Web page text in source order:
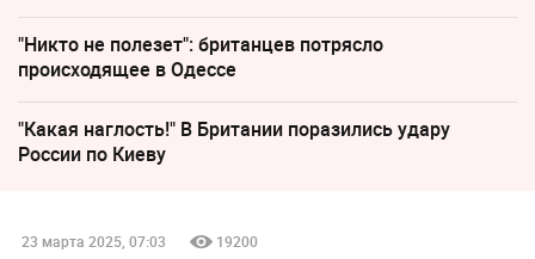
"Никто не полезет": британцев потрясло
происходящее в Одессе
"Какая наглость!" В Британии поразились удару
России по Киеву
23 марта 2025, 07:03 19200